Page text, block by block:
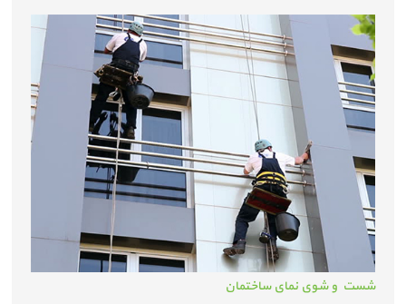
شست و شوی نمای ساختمان